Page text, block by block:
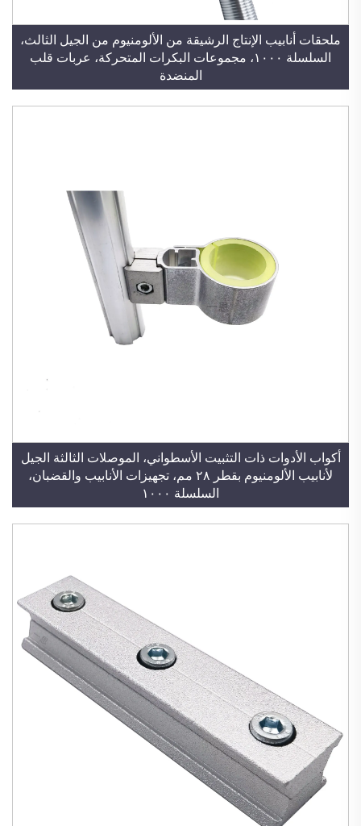
ملحقات أنابيب الإنتاج الرشيقة من الألومنيوم من الجيل الثالث،
السلسلة ١٠٠٠، مجموعات البكرات المتحركة، عربات قلب
المنضدة
أكواب الأدوات ذات التثبيت الأسطواني، الموصلات الثالثة الجيل
لأنابيب الألومنيوم بقطر ٢٨ مم، تجهيزات الأنابيب والقضبان،
السلسلة ١٠٠٠